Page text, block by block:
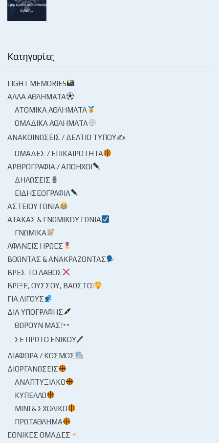
Κατηγορίες
LIGHT MEMORIES
ΆΛΛΑ ΑΘΛΉΜΑΤΑ
ΑΤΟΜΙΚΆ ΑΘΛΉΜΑΤΑ
ΟΜΑΔΙΚΆ ΑΘΛΉΜΑΤΑ
ΑΝΑΚΟΙΝΏΣΕΙΣ / ΔΕΛΤΊΟ ΤΎΠΟΥ✍
ΟΜΆΔΕΣ / ΕΠΙΚΑΙΡΌΤΗΤΑ
ΑΡΘΡΟΓΡΑΦΊΑ / ΑΠΌΗΧΟΙ
ΔΗΛΏΣΕΙΣ
ΕΙΔΗΣΕΟΓΡΑΦΊΑ
ΑΣΤΕΊΟΥ ΓΩΝΊΑ
ΑΤΆΚΑΣ & ΓΝΩΜΙΚΟΎ ΓΩΝΊΑ
ΓΝΩΜΙΚΆ
ΑΦΑΝΕΊΣ ΉΡΩΕΣ
ΒΟΏΝΤΑΣ & ΑΝΑΚΡΆΖΟΝΤΑΣ
ΒΡΕΣ ΤΟ ΛΆΘΟΣ
ΒΡΊΞΕ, ΟΎΣΣΟΥ, ΒΆΩΣΤΟ!
ΓΙΑ ΛΊΓΟΥΣ
ΔΙΑ ΥΠΟΓΡΑΦΉΣ
ΘΩΡΟΎΝ ΜΑΣ!
ΣΕ ΠΡΏΤΟ ΕΝΙΚΟΎ🖊
ΔΙΆΦΟΡΑ / ΚΌΣΜΟΣ
ΔΙΟΡΓΑΝΏΣΕΙΣ
ΑΝΑΠΤΥΞΙΑΚΌ
ΚΎΠΕΛΛΟ
ΜΊΝΙ & ΣΧΟΛΙΚΌ
ΠΡΩΤΆΘΛΗΜΑ
ΕΘΝΙΚΈΣ ΟΜΆΔΕΣ